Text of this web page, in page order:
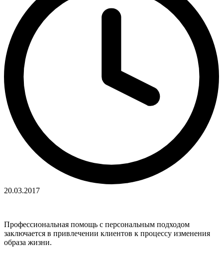
20.03.2017
Профессиональная помощь с персональным подходом
заключается в привлечении клиентов к процессу изменения
образа жизни.